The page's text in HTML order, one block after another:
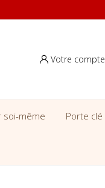
Votre compte
soi-même Porte clé